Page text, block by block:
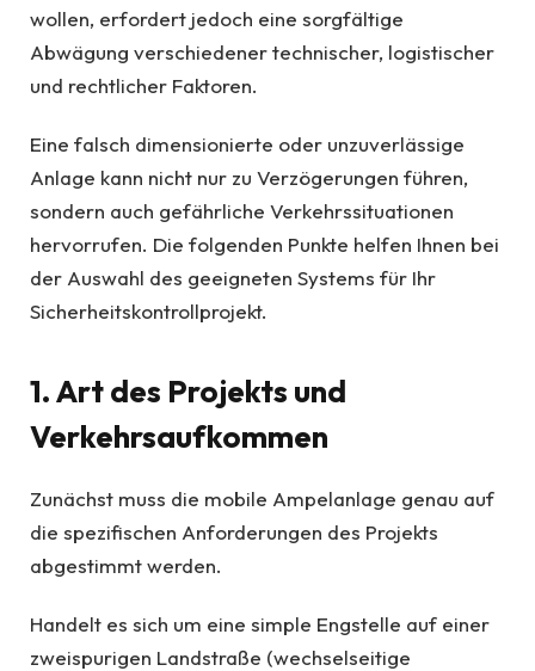
wollen, erfordert jedoch eine sorgfältige
Abwägung verschiedener technischer, logistischer
und rechtlicher Faktoren.
Eine falsch dimensionierte oder unzuverlässige
Anlage kann nicht nur zu Verzögerungen führen,
sondern auch gefährliche Verkehrssituationen
hervorrufen. Die folgenden Punkte helfen Ihnen bei
der Auswahl des geeigneten Systems für Ihr
Sicherheitskontrollprojekt.
1. Art des Projekts und
Verkehrsaufkommen
Zunächst muss die mobile Ampelanlage genau auf
die spezifischen Anforderungen des Projekts
abgestimmt werden.
Handelt es sich um eine simple Engstelle auf einer
zweispurigen Landstraße (wechselseitige